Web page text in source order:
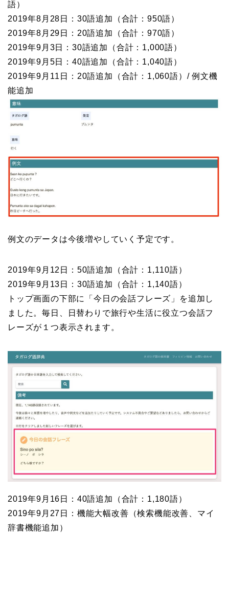
語）
2019年8月28日：30語追加（合計：950語）
2019年8月29日：20語追加（合計：970語）
2019年9月3日：30語追加（合計：1,000語）
2019年9月5日：40語追加（合計：1,040語）
2019年9月11日：20語追加（合計：1,060語）/ 例文機
能追加
例文のデータは今後増やしていく予定です。
2019年9月12日：50語追加（合計：1,110語）
2019年9月13日：30語追加（合計：1,140語）
トップ画面の下部に「今日の会話フレーズ」を追加し
ました。毎日、日替わりで旅行や生活に役立つ会話フ
レーズが１つ表示されます。
2019年9月16日：40語追加（合計：1,180語）
2019年9月27日：機能大幅改善（検索機能改善、マイ
辞書機能追加）